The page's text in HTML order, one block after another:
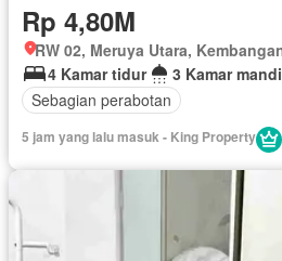
Rp 4,80M
4 Kamar tidur
3 Kamar mandi
Sebagian perabotan
5 jam yang lalu masuk - King Property